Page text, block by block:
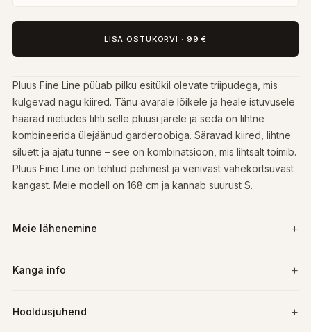
LISA OSTUKORVI · 99 €
Pluus Fine Line püüab pilku esitükil olevate triipudega, mis
kulgevad nagu kiired. Tänu avarale lõikele ja heale istuvusele
haarad riietudes tihti selle pluusi järele ja seda on lihtne
kombineerida ülejäänud garderoobiga. Säravad kiired, lihtne
siluett ja ajatu tunne – see on kombinatsioon, mis lihtsalt toimib.
Pluus Fine Line on tehtud pehmest ja venivast vähekortsuvast
kangast. Meie modell on 168 cm ja kannab suurust S.
Meie lähenemine
Kanga info
Hooldusjuhend